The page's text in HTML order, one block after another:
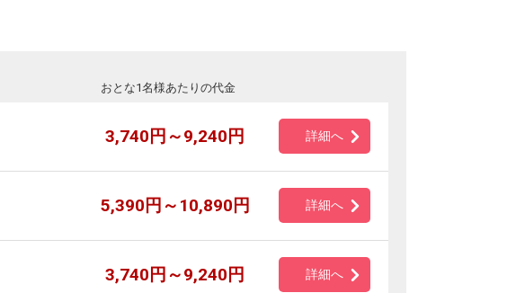
おとな1名様あたりの代金
3,740円～9,240円 詳細へ
5,390円～10,890円 詳細へ
3,740円～9,240円 詳細へ